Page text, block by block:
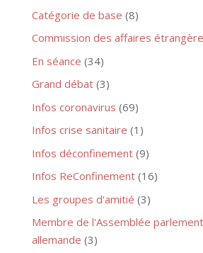
Catégorie de base (8)
Commission des affaires
En séance (34)
Grand débat(3)
Infos coronavirus (69)
Infos crise sanitaire (1)
Infos déconfinement(9)
Infos ReConfinement(16)
Les groupes d'amitié (3)
Membre de l'Assemblée
allemande (3)